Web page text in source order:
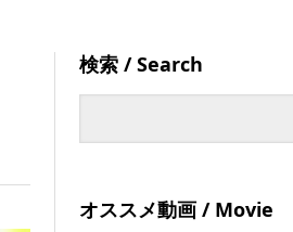
検索 / Search
オススメ動画 / Movie